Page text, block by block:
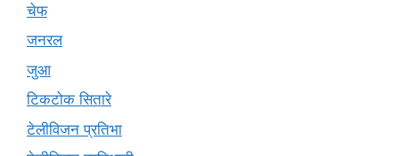
चेफ
जनरल
जुआ
टिकटोक सितारे
टेलीविजन प्रतिभा